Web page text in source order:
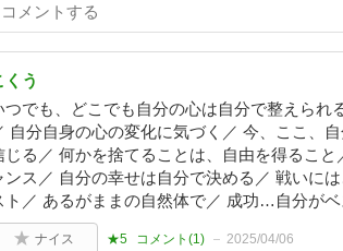
くう
つでも、どこでも自分の心は自分で整えられ
自分自身の心の変化に気づく／ 今、ここ、
じる／ 何かを捨てることは、自由を得るこ
ンス／ 自分の幸せは自分で決める／ 戦いに
ト／ あるがままの自然体で／ 成功…自分が
ナイス ★5 コメント(1) 2025/04/06